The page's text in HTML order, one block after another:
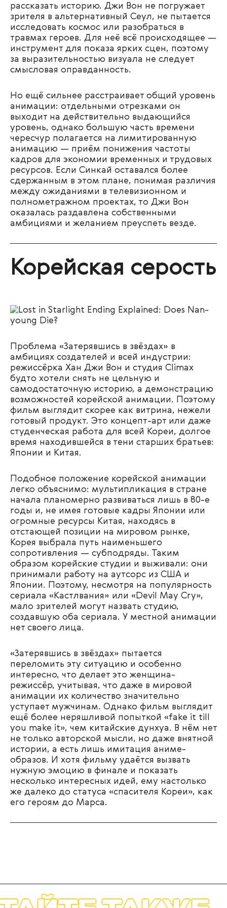
рассказать историю. Джи Вон не погружает
зрителя в альтернативный Сеул, не пытается
исследовать космос или разобраться в
травмах героев. Для неё всё происходящее —
инструмент для показа ярких сцен, поэтому
за выразительностью визуала не следует
смысловая оправданность.
Но ещё сильнее расстраивает общий уровень
анимации: отдельными отрезками он
выходит на действительно выдающийся
уровень, однако большую часть времени
чересчур полагается на лимитированную
анимацию — приём понижения частоты
кадров для экономии временных и трудовых
ресурсов. Если Синкай оставался более
сдержанным в этом плане, понимая различия
между ожиданиями в телевизионном и
полнометражном проектах, то Джи Вон
оказалась раздавлена собственными
амбициями и желанием преуспеть везде.
Корейская серость
Проблема «Затерявшись в звёздах» в
амбициях создателей и всей индустрии:
режиссёрка Хан Джи Вон и студия Climax
будто хотели снять не цельную и
самодостаточную историю, а демонстрацию
возможностей корейской анимации. Поэтому
фильм выглядит скорее как витрина, нежели
готовый продукт. Это концепт-арт или даже
студенческая работа для всей Кореи, долгое
время находившейся в тени старших братьев:
Японии и Китая.
Подобное положение корейской анимации
легко объяснимо: мультипликация в стране
начала планомерно развиваться лишь в 80-е
годы и, не имея готовые кадры Японии или
огромные ресурсы Китая, находясь в
отстающей позиции на мировом рынке,
Корея выбрала путь наименьшего
сопротивления — субподряды. Таким
образом корейские студии и выживали: они
принимали работу на аутсорс из США и
Японии. Поэтому, несмотря на популярность
сериала «Кастлвания» или «Devil May Cry»,
мало зрителей могут назвать студию,
создавшую оба сериала. У местной анимации
нет своего лица.
«Затерявшись в звёздах» пытается
переломить эту ситуацию и особенно
интересно, что делает это женщина-
режиссёр, учитывая, что даже в мировой
анимации их количество значительно
уступает мужчинам. Однако фильм выглядит
ещё более неряшливой попыткой «fake it till
you make it», чем китайские дунхуа. В нём нет
не только авторской мысли, но даже внятной
истории, а есть лишь имитация аниме-
образов. И хотя фильму удаётся вызвать
нужную эмоцию в финале и показать
несколько интересных идей, ему настолько
же далеко до статуса «спасителя Кореи», как
его героям до Марса.